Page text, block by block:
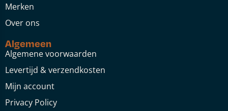
Merken
Over ons
Algemeen
Algemene voorwaarden
Levertijd & verzendkosten
Mijn account
Privacy Policy